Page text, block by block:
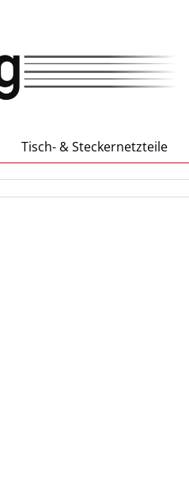
Tisch- & Steckernetzteile